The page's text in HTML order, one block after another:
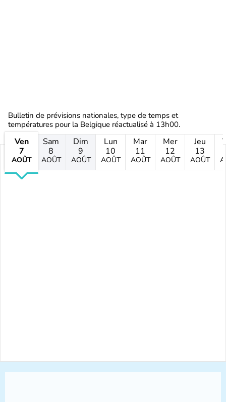
Bulletin de prévisions nationales, type de temps et
températures pour la Belgique réactualisé à 13h00.
Ven
7
AOÛT
Sam
8
AOÛT
Dim
9
AOÛT
Lun
10
AOÛT
Mar
11
AOÛT
Mer
12
AOÛT
Jeu
13
AOÛT